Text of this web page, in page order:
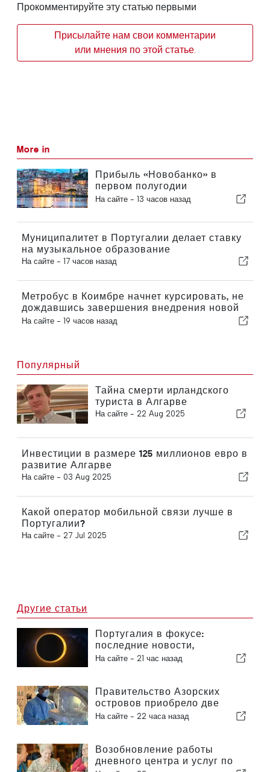
Прокомментируйте эту статью первыми
Присылайте нам свои комментарии
или мнения по этой статье.
More in
Прибыль «Новобанко» в
первом полугодии
сократилась на 15,6 процента
На сайте - 13 часов назад
Муниципалитет в Португалии делает ставку
на музыкальное образование
На сайте - 17 часов назад
Метробус в Коимбре начнет курсировать, не
дождавшись завершения внедрения новой
функции
На сайте - 19 часов назад
Популярный
Тайна смерти ирландского
туриста в Алгарве
На сайте - 22 Aug 2025
Инвестиции в размере 125 миллионов евро в
развитие Алгарве
На сайте - 03 Aug 2025
Какой оператор мобильной связи лучше в
Португалии?
На сайте - 27 Jul 2025
Другие статьи
Португалия в фокусе:
последние новости,
актуальные события из мира
заголовки
На сайте - 21 час назад
Правительство Азорских
островов приобрело две
новые системы для
На сайте - 22 часа назад
Возобновление работы
дневного центра и услуг по